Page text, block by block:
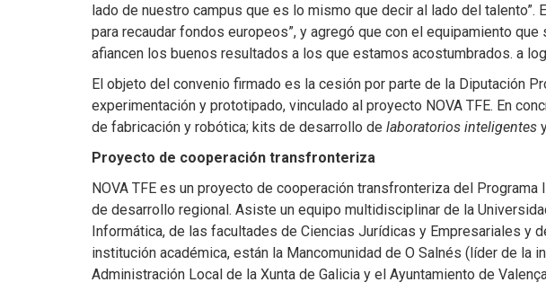
lado de nuestro campus que es lo mismo que decir al lado del
para recaudar fondos europeos”, y agregó que con el equipamiento
afiancen los buenos resultados a los que estamos acostumbrados. a
El objeto del convenio firmado es la cesión por parte de la Diputación
experimentación y prototipado, vinculado al proyecto NOVA TFE. En
de fabricación y robótica; kits de desarrollo de laboratorios inteligentes
Proyecto de cooperación transfronteriza
NOVA TFE es un proyecto de cooperación transfronteriza del
de desarrollo regional. Asiste un equipo multidisciplinar de la
Informática, de las facultades de Ciencias Jurídicas y Empresariales y
institución académica, están la Mancomunidad de O Salnés (líder de la
Administración Local de la Xunta de Galicia y el Ayuntamiento de